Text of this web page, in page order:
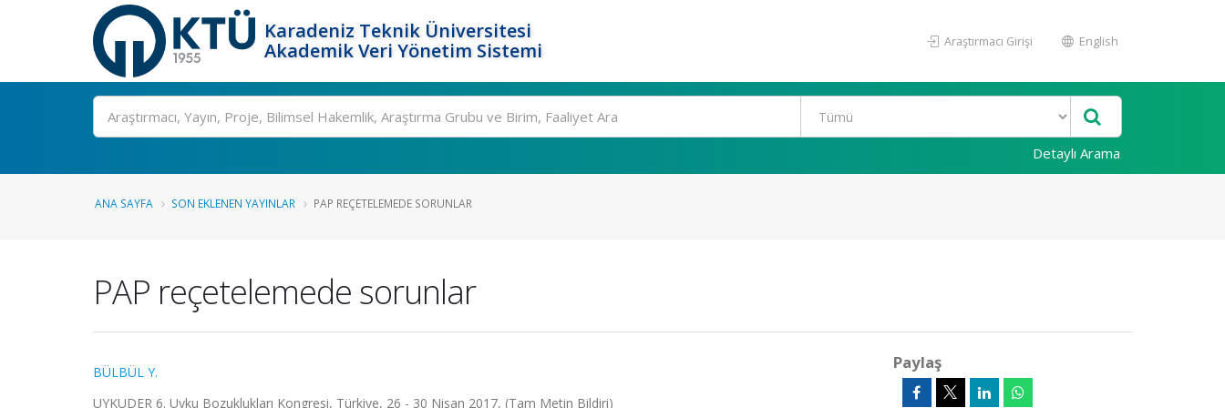
Karadeniz Teknik Üniversitesi
Akademik Veri Yönetim Sistemi
Araştırmacı Girişi English
Ara
Detaylı Arama
ANA SAYFA SON EKLENEN YAYINLAR PAP REÇETELEMEDE SORUNLAR
PAP reçetelemede sorunlar
BÜLBÜL Y.
UYKUDER 6. Uyku Bozuklukları Kongresi, Türkiye, 26 - 30 Nisan 2017, (Tam Metin Bildiri)
Paylaş